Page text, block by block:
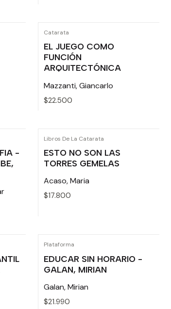
Catarata
EL JUEGO COMO
FUNCIÓN
ARQUITECTÓNICA
Mazzanti, Giancarlo
$22.500
-
Libros De La Catarata
ESTO NO SON LAS
TORRES GEMELAS
Acaso, Maria
$17.800
Plataforma
EDUCAR SIN HORARIO -
GALAN, MIRIAN
Galan, Mirian
$21.990